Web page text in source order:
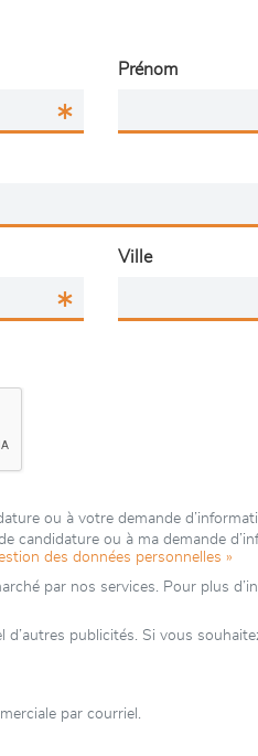
Prénom
Ville
ou à votre demande
candidature ou à ma demande
des données personnelles »
par nos services. Pour plus
publicités. Si vous
par courriel.